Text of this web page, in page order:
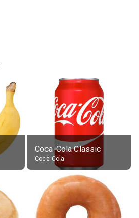
Coca-Cola Classic
Coca-Cola